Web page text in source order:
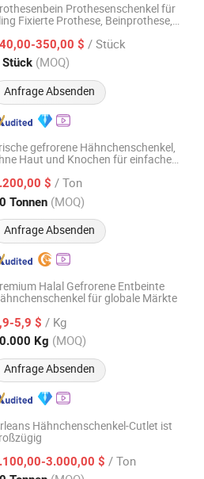
Prothesenschenkel für
Fixierte Prothese, Beinprothese,
350,00 $ / Stück
Stück (MOQ)
Anfrage Absenden
Manufacture Co., Ltd.
Seit 2023
gefrorene Hähnchenschenkel,
Haut und Knochen für einfache
$ / Ton
Tonnen (MOQ)
Anfrage Absenden
CO., LTD.
Seit 2025
Halal Gefrorene Entbeinte
für globale Märkte
5,9 $ / Kg
Kg (MOQ)
Anfrage Absenden
CORP.
Seit 2016
Hähnchenschenkel-Cutlet ist
3.000,00 $ / Ton
(Qingdao) Co, Ltd.